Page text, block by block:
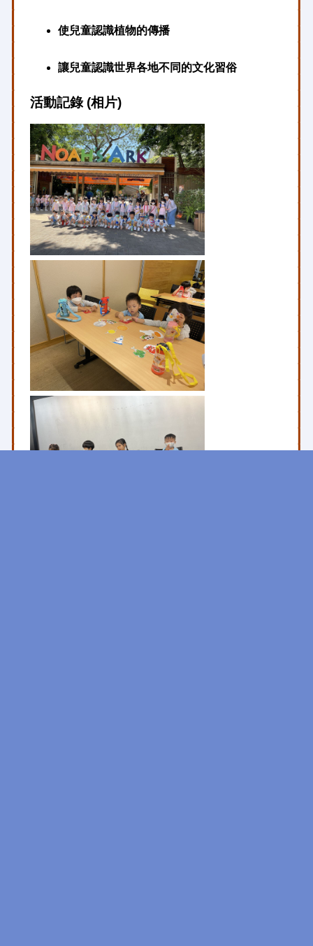
使兒童認識植物的傳播
讓兒童認識世界各地不同的文化習俗
活動記錄 (相片)